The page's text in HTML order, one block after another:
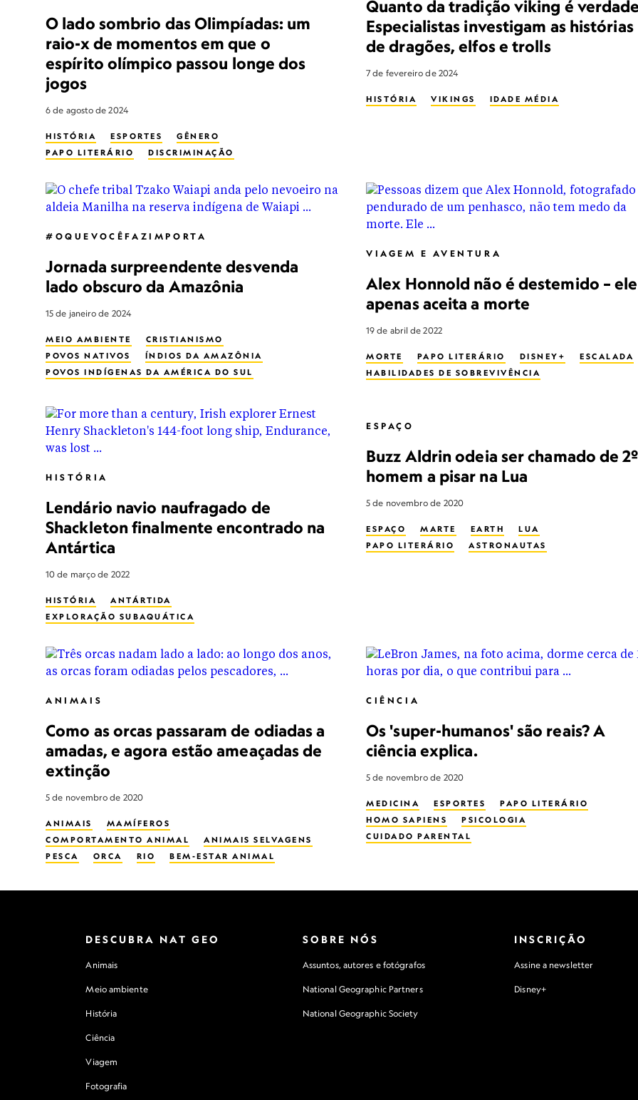
O lado sombrio das Olimpíadas: um
raio-x de momentos em que o
espírito olímpico passou longe dos
jogos
6 de agosto de 2024
HISTÓRIA ESPORTES
GÊNERO
PAPO LITERÁRIO
DISCRIMINAÇÃO
Quanto da tradição viking é
Especialistas investigam as histórias
de dragões, elfos e trolls
7 de fevereiro de 2024
HISTÓRIA VIKINGS IDADE MÉDIA
#OQUEVOCÊFAZIMPORTA
Jornada surpreendente desvenda
lado obscuro da Amazônia
15 de janeiro de 2024
MEIO AMBIENTE
CRISTIANISMO
POVOS NATIVOS
ÍNDIOS DA AMAZÔNIA
POVOS INDÍGENAS DA AMÉRICA DO SUL
INDÚSTRIA MADEIREIRA
VIAGEM E AVENTURA
Alex Honnold não é destemido – ele
apenas aceita a morte
19 de abril de 2022
MORTE PAPO LITERÁRIO DISNEY+
ESCALADA
HABILIDADES DE SOBREVIVÊNCIA
HISTÓRIA
Lendário navio naufragado de
Shackleton finalmente encontrado na
Antártica
10 de março de 2022
HISTÓRIA
ANTÁRTIDA
EXPLORAÇÃO SUBAQUÁTICA
ESPAÇO
Buzz Aldrin odeia ser chamado de 2º
homem a pisar na Lua
5 de novembro de 2020
ESPAÇO MARTE EARTH
LUA
PAPO LITERÁRIO
ASTRONAUTAS
ANIMAIS
Como as orcas passaram de odiadas a
amadas, e agora estão ameaçadas de
extinção
5 de novembro de 2020
ANIMAIS
MAMÍFEROS
COMPORTAMENTO ANIMAL
ANIMAIS SELVAGENS
PESCA
ORCA RIO
BEM-ESTAR ANIMAL
COMUNICAÇÃO ANIMAL
REINTRODUÇÃO NA VIDA SELVAGEM
CIÊNCIA
Os 'super-humanos' são reais? A
ciência explica.
5 de novembro de 2020
MEDICINA ESPORTES
PAPO LITERÁRIO
HOMO SAPIENS
PSICOLOGIA
CUIDADO PARENTAL
DESCUBRA NAT GEO
Animais
Meio ambiente
História
Ciência
Viagem
Fotografia
SOBRE NÓS
Assuntos, autores e fotógrafos
National Geographic Partners
National Geographic Society
INSCRIÇÃO
Assine a newsletter
Disney+